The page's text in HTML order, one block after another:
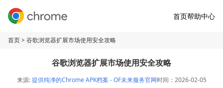
首页帮助中心
首页> 谷歌浏览器扩展市场使用安全攻略
谷歌浏览器扩展市场使用安全攻略
来源:提供纯净的Chrome APK档案 - OF未来服务官网时间：2026-02-05